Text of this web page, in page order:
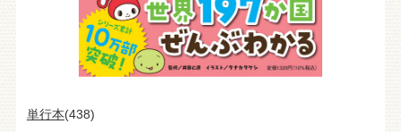
単行本(438)